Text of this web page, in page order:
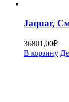
Jaquar,
36801,00₽
В корзину